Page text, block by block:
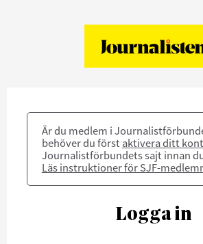
Är du medlem i
behöver du först aktivera ditt
Journalistförbundets sajt innan
Läs instruktioner för SJF-
Logga in